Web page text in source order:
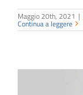
Maggio 20th, 2021 |
Continua a leggere